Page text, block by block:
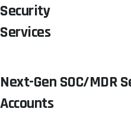
Security
Services
Next-Gen SOC/MDR
Accounts